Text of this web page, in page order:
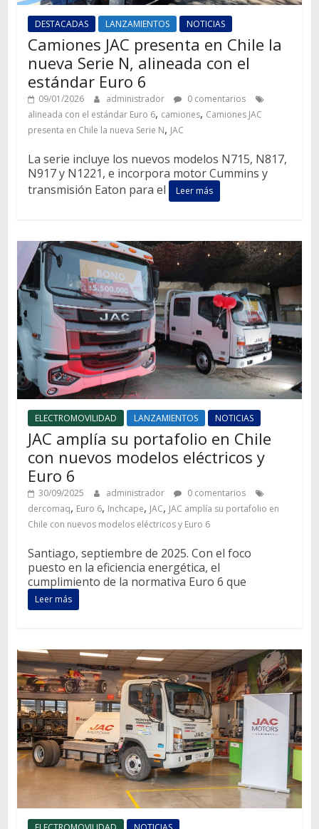
DESTACADAS LANZAMIENTOS NOTICIAS
Camiones JAC presenta en Chile la
nueva Serie N, alineada con el
estándar Euro 6
09/01/2026 administrador
0 comentarios
alineada con el estándar Euro 6, camiones, Camiones JAC
presenta en Chile la nueva Serie N, JAC
La serie incluye los nuevos modelos N715, N817,
N917 y N1221, e incorpora motor Cummins y
transmisión Eaton para el
Leer más
ELECTROMOVILIDAD LANZAMIENTOS NOTICIAS
JAC amplía su portafolio en Chile
con nuevos modelos eléctricos y
Euro 6
30/09/2025 administrador
0 comentarios
dercomaq, Euro 6, Inchcape, JAC, JAC amplía su portafolio en
Chile con nuevos modelos eléctricos y Euro 6
Santiago, septiembre de 2025. Con el foco
puesto en la eficiencia energética, el
cumplimiento de la normativa Euro 6 que
Leer más